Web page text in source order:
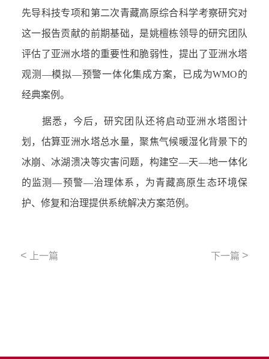
先导科技专项和第二次青藏高原综合科学考察研究对
这一报告贡献的前期基础，是姚檀栋领导的研究团队
评估了亚洲水塔的重要性和脆弱性，提出了亚洲水塔
观测—模拟—预警一体化集成方案，已成为WMO的
经典案例。
据悉，今后，研究团队还将启动亚洲水塔图计
划，估算亚洲水塔总水量，聚焦气候暖湿化背景下的
冰崩、冰湖溃决等灾害问题，构建空—天—地一体化
的监测—预警—治理体系，为青藏高原生态环境保
护、修复和治理提供系统解决方案范例。
< 上一篇 下一篇 >